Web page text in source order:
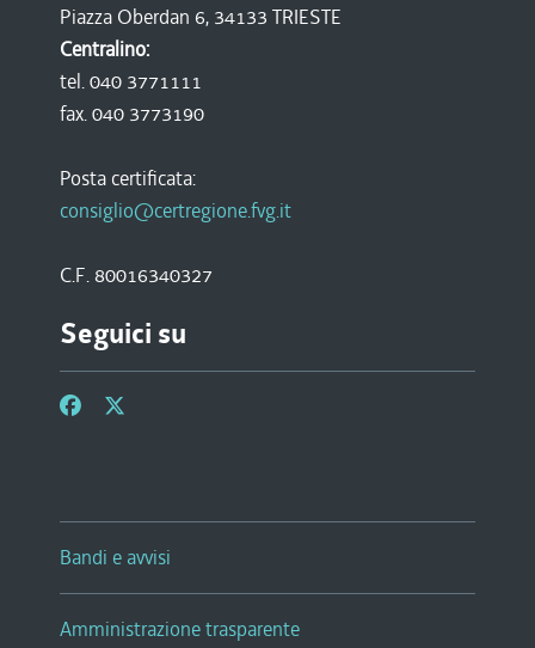
Piazza Oberdan 6, 34133 TRIESTE
Centralino:
tel. 040 3771111
fax. 040 3773190
Posta certificata:
consiglio@certregione.fvg.it
C.F. 80016340327
Seguici su
Bandi e avvisi
Amministrazione trasparente